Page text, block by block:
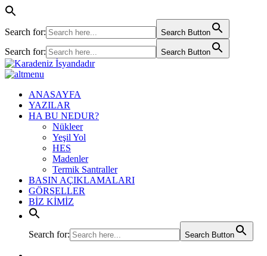
Search for: Search Button
Search for: Search Button
ANASAYFA
YAZILAR
HA BU NEDUR?
Nükleer
Yeşil Yol
HES
Madenler
Termik Santraller
BASIN AÇIKLAMALARI
GÖRSELLER
BİZ KİMİZ
Search for: Search Button